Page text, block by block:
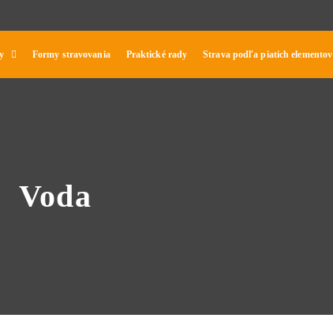
Formy stravovania Praktické rady Strava podľa piatich elementov
Voda